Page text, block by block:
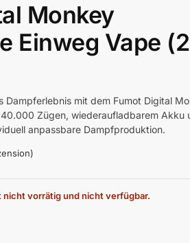
Monkey
Einweg Vape (2
Dampferlebnis mit dem Fumot Digital
Zügen, wiederaufladbarem Akku
anpassbare Dampfproduktion.
nicht vorrätig und nicht verfügbar.